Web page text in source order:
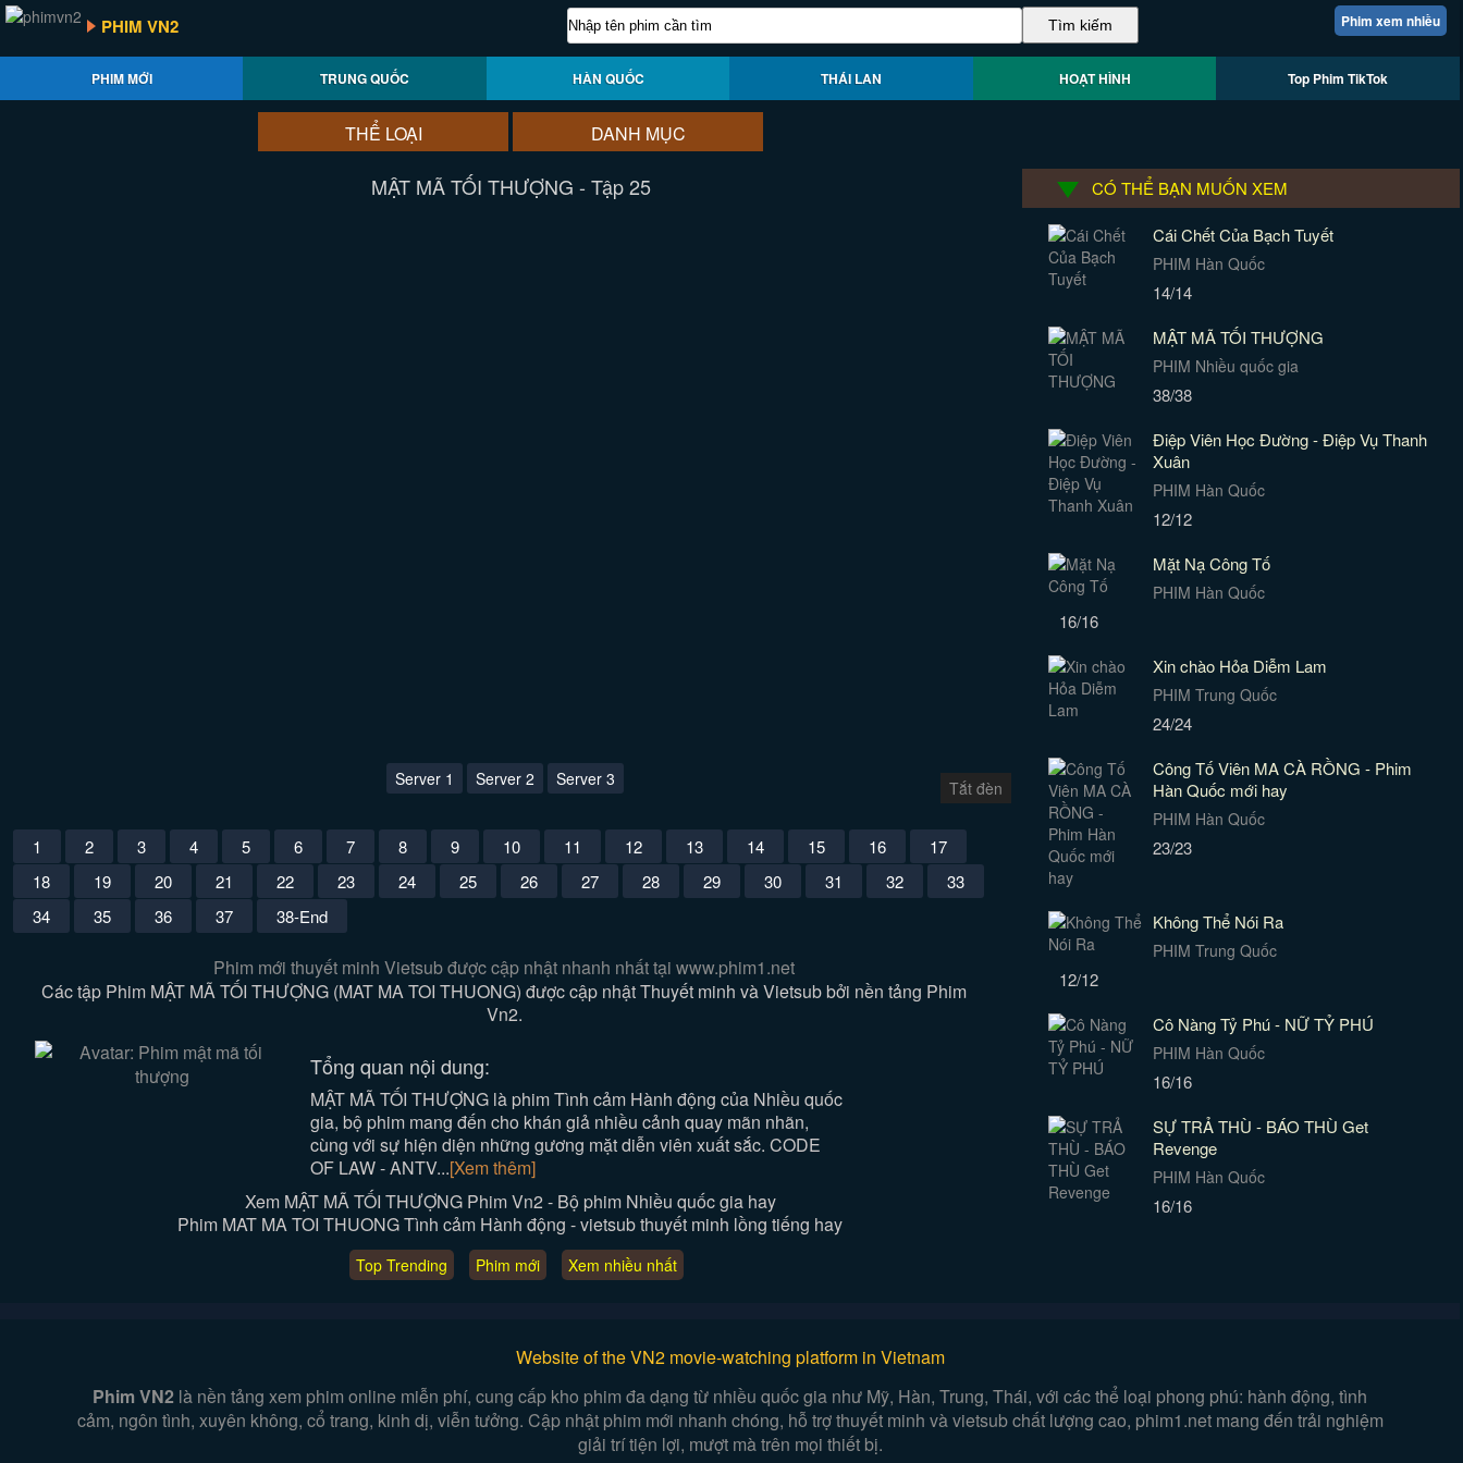
Phim xem nhiều
PHIM VN2
PHIM MỚI TRUNG QUỐC HÀN QUỐC THÁI LAN HOẠT HÌNH Top Phim TikTok
THỂ LOẠI DANH MỤC
MẬT MÃ TỐI THƯỢNG - Tập 25
Server 1 Server 2 Server 3 Tắt đèn
1 2 3 4 5 6 7 8 9 10 11 12 13 14 15 16
17
18
19 20 21 22 23 24 25 26 27 28 29 30 31 32
33
34
35 36 37 38-End
Phim mới thuyết minh Vietsub được cập nhật nhanh nhất tại www.phim1.net
Các tập Phim MẬT MÃ TỐI THƯỢNG (MAT MA TOI THUONG) được cập nhật Thuyết minh và Vietsub bởi nền tảng Phim
Vn2.
Tổng quan nội dung:
MẬT MÃ TỐI THƯỢNG là phim Tình cảm Hành động của Nhiều quốc
gia, bộ phim mang đến cho khán giả nhiều cảnh quay mãn nhãn,
cùng với sự hiện diện những gương mặt diễn viên xuất sắc. CODE
OF LAW - ANTV...[Xem thêm]
Xem MẬT MÃ TỐI THƯỢNG Phim Vn2 - Bộ phim Nhiều quốc gia hay
Phim MAT MA TOI THUONG Tình cảm Hành động - vietsub thuyết minh lồng tiếng hay
CÓ THỂ BẠN MUỐN XEM
Cái Chết Của Bạch Tuyết
PHIM Hàn Quốc
14/14
MẬT MÃ TỐI THƯỢNG
PHIM Nhiều quốc gia
38/38
Điệp Viên Học Đường - Điệp Vụ Thanh
Xuân
PHIM Hàn Quốc
12/12
Mặt Nạ Công Tố
PHIM Hàn Quốc
16/16
Xin chào Hỏa Diễm Lam
PHIM Trung Quốc
24/24
Công Tố Viên MA CÀ RỒNG - Phim
Hàn Quốc mới hay
PHIM Hàn Quốc
23/23
Không Thể Nói Ra
PHIM Trung Quốc
12/12
Cô Nàng Tỷ Phú - NỮ TỶ PHÚ
PHIM Hàn Quốc
16/16
SỰ TRẢ THÙ - BÁO THÙ Get
Revenge
PHIM Hàn Quốc
16/16
Top Trending Phim mới Xem nhiều nhất
Website of the VN2 movie-watching platform in Vietnam
Phim VN2 là nền tảng xem phim online miễn phí, cung cấp kho phim đa dạng từ nhiều quốc gia như Mỹ, Hàn, Trung, Thái, với các thể loại phong phú: hành động, tình
cảm, ngôn tình, xuyên không, cổ trang, kinh dị, viễn tưởng. Cập nhật phim mới nhanh chóng, hỗ trợ thuyết minh và vietsub chất lượng cao, phim1.net mang đến trải nghiệm
giải trí tiện lợi, mượt mà trên mọi thiết bị.